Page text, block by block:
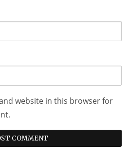
website in this browser for